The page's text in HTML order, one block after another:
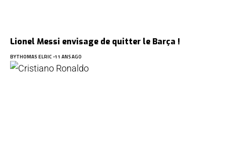
Lionel Messi envisage de quitter le Barça !
BYTHOMAS ELRIC 11 ANS AGO